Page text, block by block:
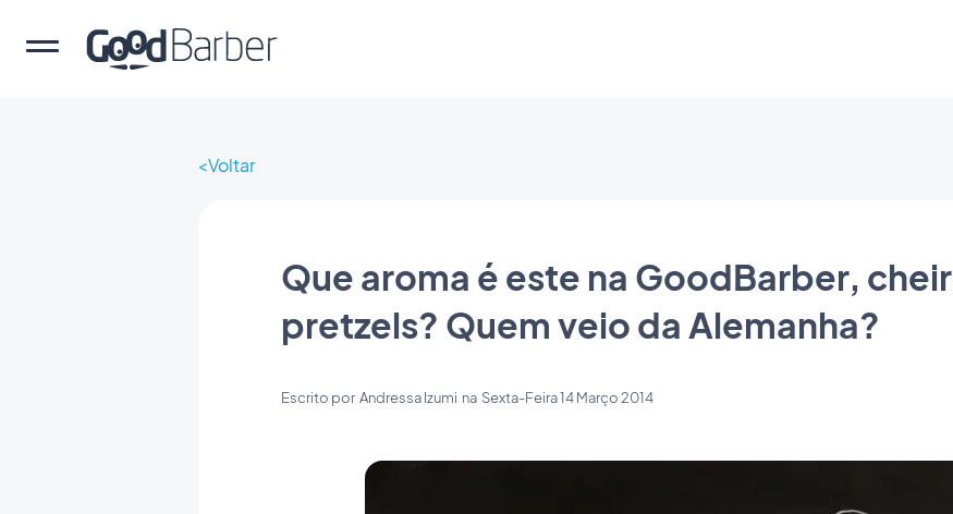
Voltar
Que aroma é este na GoodBarber,
pretzels? Quem veio da Alemanha?
Escrito porAndressa Izumi na Sexta-Feira 14 Março 2014